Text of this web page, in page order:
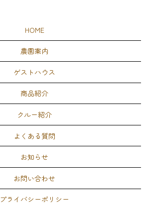
HOME
農園案内
ゲストハウス
商品紹介
クルー紹介
よくある質問
お知らせ
お問い合わせ
プライバシーポリシー